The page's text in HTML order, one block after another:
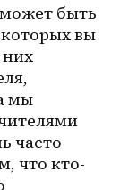
быть
вы
них
мы
часто
что кто-